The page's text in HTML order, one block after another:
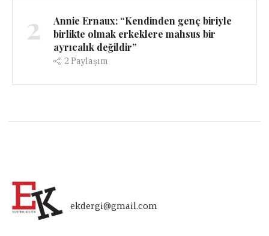
2
Annie Ernaux: “Kendinden genç biriyle
birlikte olmak erkeklere mahsus bir
ayrıcalık değildir”
2 Paylaşım
ekdergi@gmail.com